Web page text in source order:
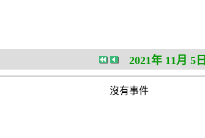
2021年 11月 5日
沒有事件